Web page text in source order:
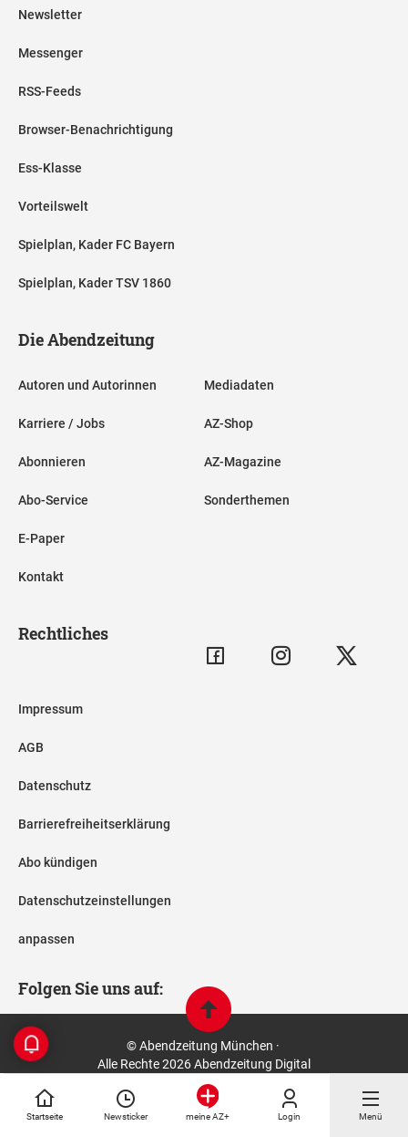
Startseite Newsticker meine AZ+ Login Menü
Newsletter
Messenger
RSS-Feeds
Browser-Benachrichtigung
Ess-Klasse
Vorteilswelt
Spielplan, Kader FC Bayern
Spielplan, Kader TSV 1860
Die Abendzeitung
Autoren und Autorinnen
Karriere / Jobs
Abonnieren
Abo-Service
E-Paper
Kontakt
Mediadaten
AZ-Shop
AZ-Magazine
Sonderthemen
Rechtliches
Impressum
AGB
Datenschutz
Barrierefreiheitserklärung
Abo kündigen
Datenschutzeinstellungen
anpassen
Folgen Sie uns auf:
© Abendzeitung München ·
Alle Rechte 2026 Abendzeitung Digital